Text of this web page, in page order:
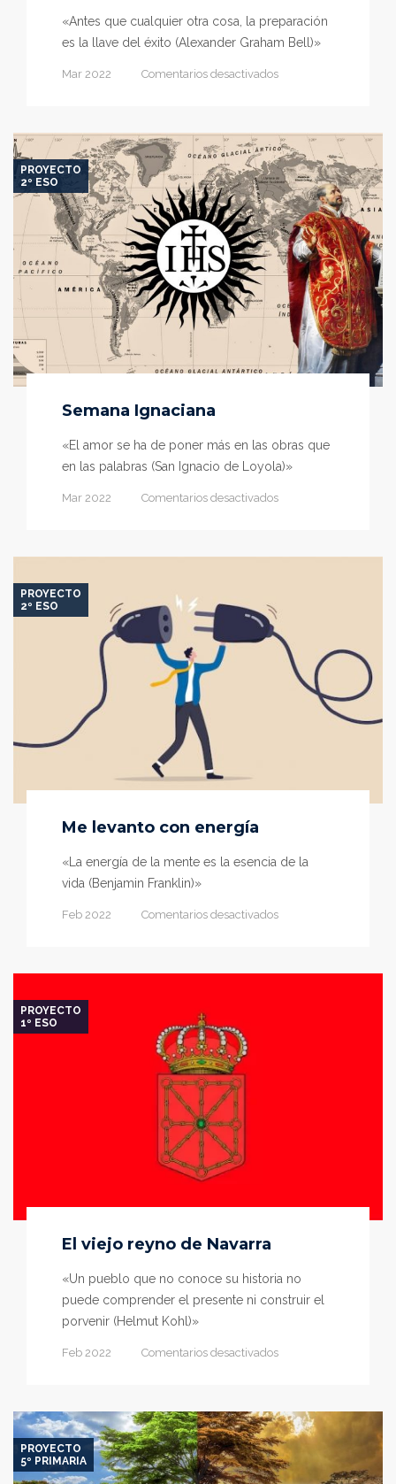
«Antes que cualquier otra cosa, la preparación
es la llave del éxito (Alexander Graham Bell)»
Mar 2022 Comentarios desactivadosen
PROYECTO
2º ESO
Semana Ignaciana
«El amor se ha de poner más en las obras que
en las palabras (San Ignacio de Loyola)»
Mar 2022 Comentarios desactivadosen
PROYECTO
2º ESO
Me levanto con energía
«La energía de la mente es la esencia de la
vida (Benjamin Franklin)»
Feb 2022 Comentarios desactivadosen
PROYECTO
1º ESO
El viejo reyno de Navarra
«Un pueblo que no conoce su historia no
puede comprender el presente ni construir el
porvenir (Helmut Kohl)»
Feb 2022 Comentarios desactivadosen
de
Navarra
PROYECTO
5º PRIMARIA